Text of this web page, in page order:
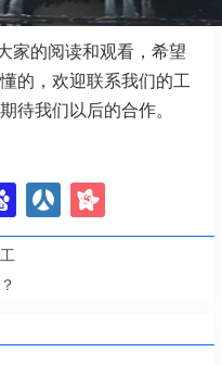
家的阅读和观看，希望
的，欢迎联系我们的工
待我们以后的合作。